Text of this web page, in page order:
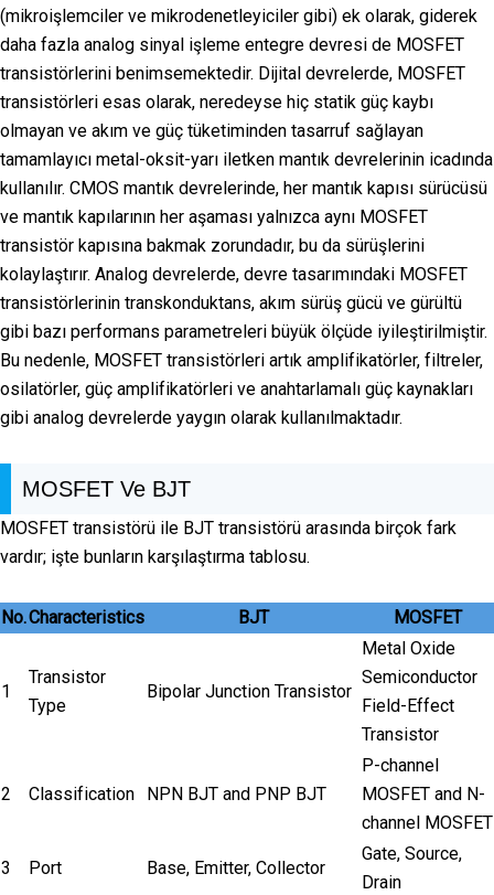
(mikroişlemciler ve mikrodenetleyiciler gibi) ek olarak, giderek
daha fazla analog sinyal işleme entegre devresi de MOSFET
transistörlerini benimsemektedir. Dijital devrelerde, MOSFET
transistörleri esas olarak, neredeyse hiç statik güç kaybı
olmayan ve akım ve güç tüketiminden tasarruf sağlayan
tamamlayıcı metal-oksit-yarı iletken mantık devrelerinin icadında
kullanılır. CMOS mantık devrelerinde, her mantık kapısı sürücüsü
ve mantık kapılarının her aşaması yalnızca aynı MOSFET
transistör kapısına bakmak zorundadır, bu da sürüşlerini
kolaylaştırır. Analog devrelerde, devre tasarımındaki MOSFET
transistörlerinin transkonduktans, akım sürüş gücü ve gürültü
gibi bazı performans parametreleri büyük ölçüde iyileştirilmiştir.
Bu nedenle, MOSFET transistörleri artık amplifikatörler, filtreler,
osilatörler, güç amplifikatörleri ve anahtarlamalı güç kaynakları
gibi analog devrelerde yaygın olarak kullanılmaktadır.
MOSFET Ve BJT
MOSFET transistörü ile BJT transistörü arasında birçok fark
vardır; işte bunların karşılaştırma tablosu.
No.Characteristics BJT MOSFET
1
Transistor
Type
Bipolar Junction Transistor
Metal Oxide
Semiconductor
Field-Effect
Transistor
2 Classification NPN BJT and PNP BJT
P-channel
MOSFET and N-
channel MOSFET
3 Port Base, Emitter, Collector
Gate, Source,
Drain